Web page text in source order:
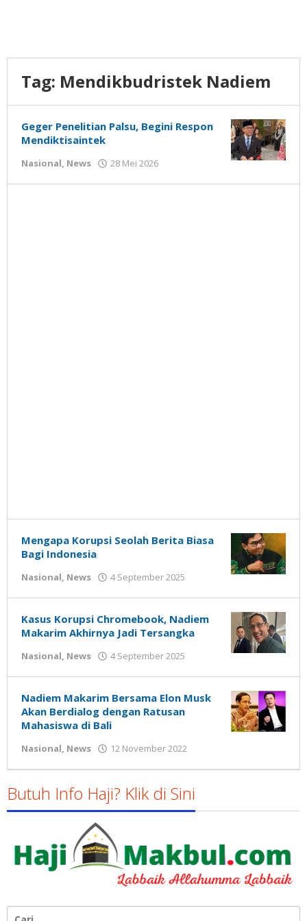
Tag: Mendikbudristek Nadiem
Geger Penelitian Palsu, Begini Respon
Mendiktisaintek
Nasional, News 28 Mei 2026
Susanto
Mengapa Korupsi Seolah Berita Biasa
Bagi Indonesia
Nasional, News 4 September 2025
Susanto
Kasus Korupsi Chromebook, Nadiem
Makarim Akhirnya Jadi Tersangka
Nasional, News 4 September 2025
Susanto
Nadiem Makarim Bersama Elon Musk
Akan Berdialog dengan Ratusan
Mahasiswa di Bali
Nasional, News 12 November 2022
Susanto
Butuh Info Haji? Klik di Sini